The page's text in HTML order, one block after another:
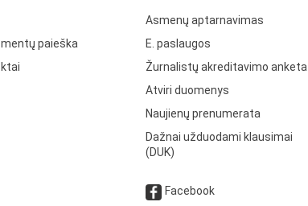
paieška
Asmenų aptarnavimas
E. paslaugos
Žurnalistų akreditavimo anketa
Atviri duomenys
Naujienų prenumerata
Dažnai užduodami klausimai
(DUK)
Facebook